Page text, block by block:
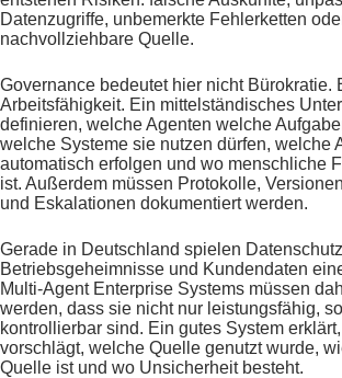
Datenzugriffe, unbemerkte Fehlerketten
nachvollziehbare Quelle.
Governance bedeutet hier nicht Bürokratie.
Arbeitsfähigkeit. Ein mittelständisches
definieren, welche Agenten welche
welche Systeme sie nutzen dürfen, welche
automatisch erfolgen und wo menschliche
ist. Außerdem müssen Protokolle,
und Eskalationen dokumentiert werden.
Gerade in Deutschland spielen
Betriebsgeheimnisse und Kundendaten
Multi-Agent Enterprise Systems müssen
werden, dass sie nicht nur leistungsfähig,
kontrollierbar sind. Ein gutes System
vorschlägt, welche Quelle genutzt wurde,
Quelle ist und wo Unsicherheit besteht.